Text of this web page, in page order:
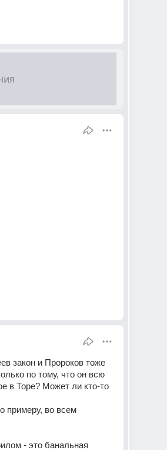
закон и Пророков тоже
по тому, что он всю
в Торе? Может ли кто-то
примеру, во всем
- это банальная